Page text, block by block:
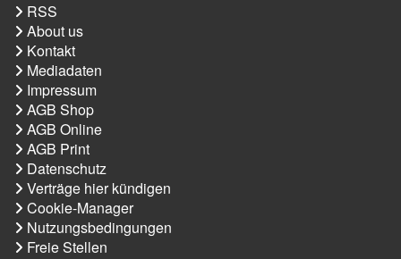
RSS
About us
Kontakt
Mediadaten
Impressum
AGB Shop
AGB Online
AGB Print
Datenschutz
Verträge hier kündigen
Cookie-Manager
Nutzungsbedingungen
Freie Stellen